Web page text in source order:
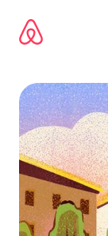
contenido